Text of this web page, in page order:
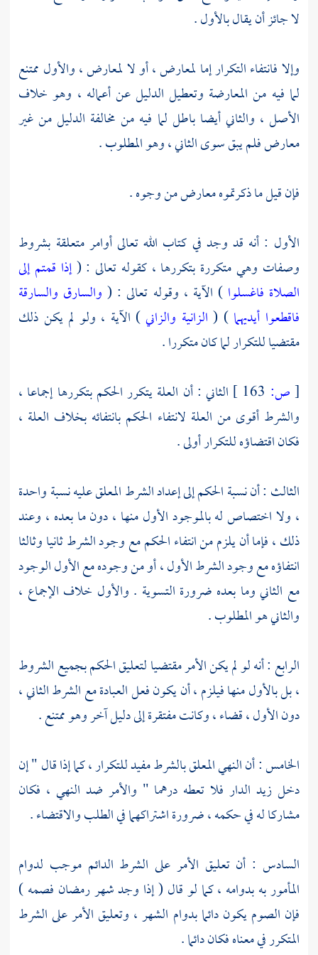
لا جائز أن يقال بالأول .
وإلا فانتفاء التكرار إما لمعارض ، أو لا لمعارض ، والأول ممتنع
لما فيه من المعارضة وتعطيل الدليل عن أعماله ، وهو خلاف
الأصل ، والثاني أيضا باطل لما فيه من مخالفة الدليل من غير
معارض فلم يبق سوى الثاني ، وهو المطلوب .
فإن قيل ما ذكرتموه معارض من وجوه .
الأول : أنه قد وجد في كتاب الله تعالى أوامر متعلقة بشروط
وصفات وهي متكررة بتكررها ، كقوله تعالى : (إذا قمتم إلى
الصلاة فاغسلوا) الآية ، وقوله تعالى : ( والسارق والسارقة
فاقطعوا أيديهما) ( الزانية والزاني) الآية ، ولو لم يكن ذلك
مقتضيا للتكرار لما كان متكررا .
[ص:
الثاني : أن العلة يتكرر الحكم بتكررها إجماعا ،
والشرط أقوى من العلة لانتفاء الحكم بانتفائه بخلاف العلة ،
فكان اقتضاؤه للتكرار أولى .
الثالث : أن نسبة الحكم إلى إعداد الشرط المعلق عليه نسبة واحدة
، ولا اختصاص له بالموجود الأول منها ، دون ما بعده ، وعند
ذلك ، فإما أن يلزم من انتفاء الحكم مع وجود الشرط ثانيا وثالثا
انتفاؤه مع وجود الشرط الأول ، أو من وجوده مع الأول الوجود
مع الثاني وما بعده ضرورة التسوية . والأول خلاف الإجماع ،
والثاني هو المطلوب .
الرابع : أنه لو لم يكن الأمر مقتضيا لتعليق الحكم بجميع الشروط
، بل بالأول منها فيلزم ، أن يكون فعل العبادة مع الشرط الثاني ،
دون الأول ، قضاء ، وكانت مفتقرة إلى دليل آخر وهو ممتنع .
الخامس : أن النهي المعلق بالشرط مفيد للتكرار ، كما إذا قال " إن
دخل زيد الدار فلا تعطه درهما " والأمر ضد النهي ، فكان
مشاركا له في حكمه ، ضرورة اشتراكهما في الطلب والاقتضاء .
السادس : أن تعليق الأمر على الشرط الدائم موجب لدوام
المأمور به بدوامه ، كما لو قال ( إذا وجد شهر رمضان فصمه )
فإن الصوم يكون دائما بدوام الشهر ، وتعليق الأمر على الشرط
المتكرر في معناه فكان دائما .